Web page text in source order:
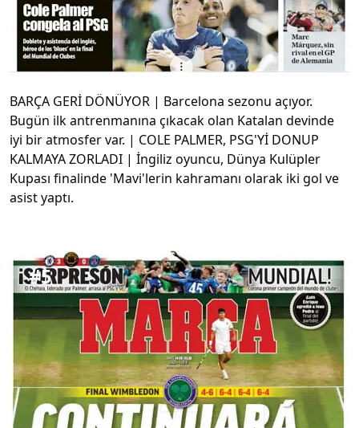
BARÇA GERİ DÖNÜYOR | Barcelona sezonu açıyor.
Bugün ilk antrenmanına çıkacak olan Katalan devinde
iyi bir atmosfer var. | COLE PALMER, PSG'Yİ DONUP
KALMAYA ZORLADI | İngiliz oyuncu, Dünya Kulüpler
Kupası finalinde 'Mavi'lerin kahramanı olarak iki gol ve
asist yaptı.
#5